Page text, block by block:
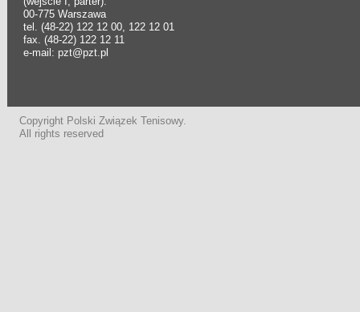
00-775 Warszawa
tel. (48-22) 122 12 00, 122 12 01
fax. (48-22) 122 12 11
e-mail: pzt@pzt.pl
Copyright Polski Związek Tenisowy.
All rights reserved